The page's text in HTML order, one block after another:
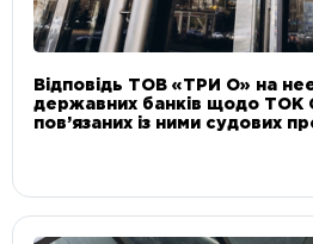
Відповідь ТОВ «ТРИ О» на
державних банків щодо ТОК
пов’язаних із ними судових